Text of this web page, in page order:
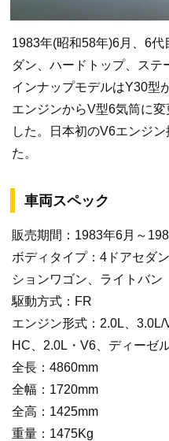
1983年(昭和58年)6月、6
ダン、ハードトップ、ステ
インナップモデルはY30型
エンジンからV型6気筒に
した。日本初のV6エンジ
た。
車両スペック
販売期間：1983年6月～
ボディタイプ：4ドアセダ
ションワゴン、ライトバン
駆動方式：FR
エンジン形式：2.0L、3.0L/
HC、2.0L・V6、ディーゼ
全長：4860mm
全幅：1720mm
全高：1425mm
重量：1475Kg